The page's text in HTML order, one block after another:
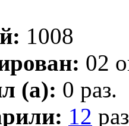
1008
02
(а): 0 раз.
12